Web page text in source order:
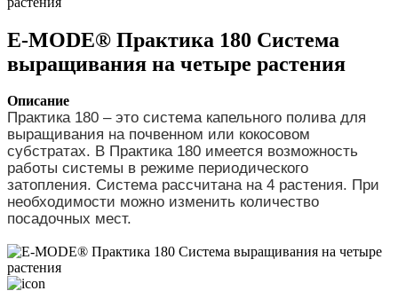
E-MODE® Практика 180 Система
выращивания на четыре растения
Описание
Практика 180 – это система капельного полива для
выращивания на почвенном или кокосовом
субстратах. В Практика 180 имеется возможность
работы системы в режиме периодического
затопления. Система рассчитана на 4 растения. При
необходимости можно изменить количество
посадочных мест.